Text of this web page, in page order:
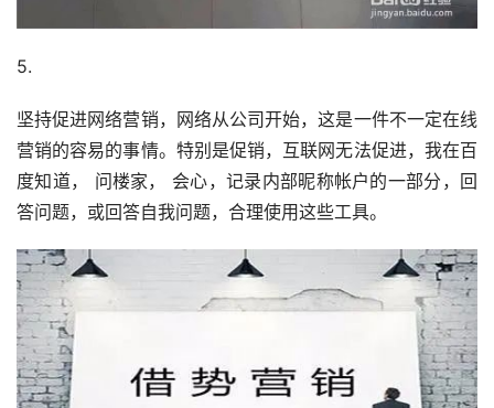
5.
坚持促进网络营销，网络从公司开始，这是一件不一定在线
营销的容易的事情。特别是促销，互联网无法促进，我在百
度知道， 问楼家， 会心，记录内部昵称帐户的一部分，回
答问题，或回答自我问题，合理使用这些工具。